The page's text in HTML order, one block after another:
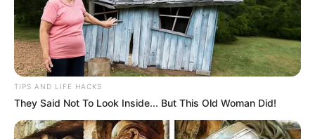
TIPS AND LIFE HACKS
They Said Not To Look Inside... But This Old Woman Did!